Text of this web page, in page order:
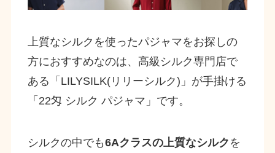
上質なシルクを使ったパジャマをお探しの
方におすすめなのは、高級シルク専門店で
ある「LILYSILK(リリーシルク)」が手掛ける
「22匁 シルク パジャマ」です。
シルクの中でも6Aクラスの上質なシルク を